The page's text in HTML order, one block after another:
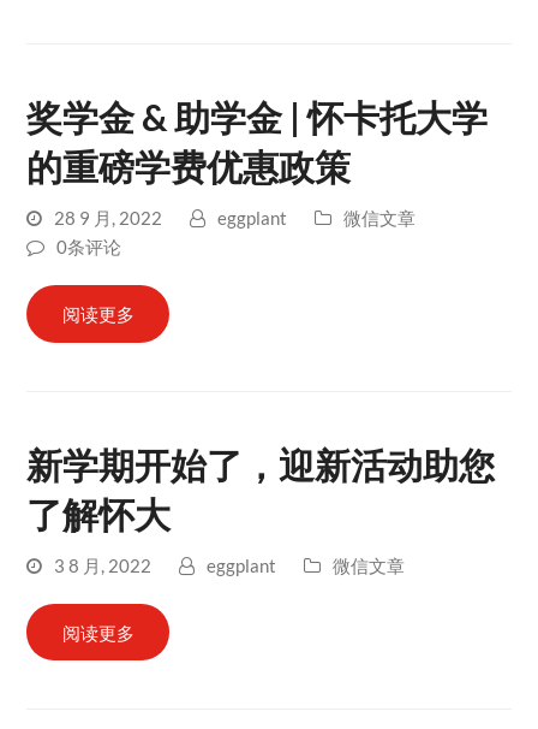
奖学金 & 助学金 | 怀卡托大学
的重磅学费优惠政策
28 9 月, 2022 eggplant
微信文章
0条评论
阅读更多
新学期开始了，迎新活动助您
了解怀大
3 8 月, 2022 eggplant 微信文章
阅读更多